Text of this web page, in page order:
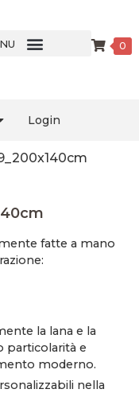
0
Login
fatte a mano
la lana e la
particolarità e
moderno.
nella